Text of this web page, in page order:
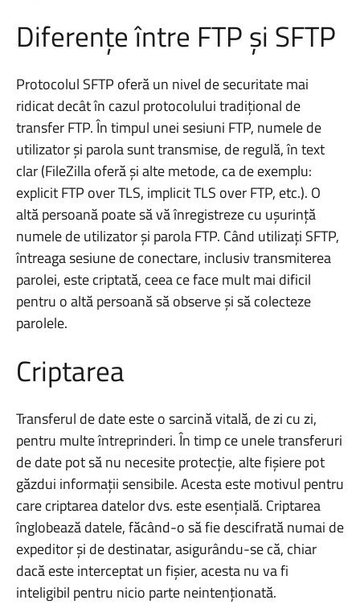
Diferențe între FTP și SFTP
Protocolul SFTP oferă un nivel de securitate mai
ridicat decât în cazul protocolului tradițional de
transfer FTP. În timpul unei sesiuni FTP, numele de
utilizator și parola sunt transmise, de regulă, în text
clar (FileZilla oferă și alte metode, ca de exemplu:
explicit FTP over TLS, implicit TLS over FTP, etc.). O
altă persoană poate să vă înregistreze cu ușurință
numele de utilizator și parola FTP. Când utilizați SFTP,
întreaga sesiune de conectare, inclusiv transmiterea
parolei, este criptată, ceea ce face mult mai dificil
pentru o altă persoană să observe și să colecteze
parolele.
Criptarea
Transferul de date este o sarcină vitală, de zi cu zi,
pentru multe întreprinderi. În timp ce unele transferuri
de date pot să nu necesite protecție, alte fișiere pot
găzdui informații sensibile. Acesta este motivul pentru
care criptarea datelor dvs. este esențială. Criptarea
înglobează datele, făcând-o să fie descifrată numai de
expeditor și de destinatar, asigurându-se că, chiar
dacă este interceptat un fișier, acesta nu va fi
inteligibil pentru nicio parte neintenționată.